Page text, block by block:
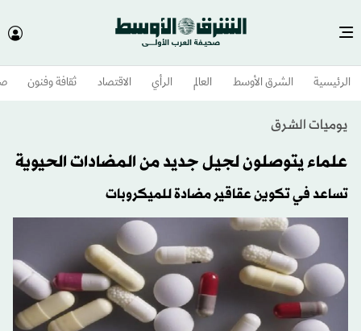
الرئيسية الشرق الأوسط​ العالم الرأي الاقتصاد ثقافة وفنون
يوميات الشرق
علماء يتوصلون لجيل جديد من المضادات الحيوية
تساعد في تكوين عقاقير مضادة للميكروبات